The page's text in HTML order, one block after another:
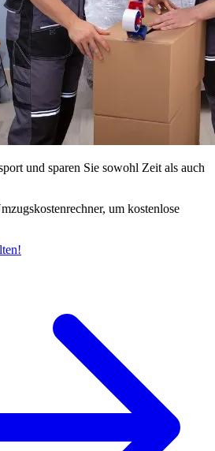
und sparen Sie sowohl Zeit als auch
um kostenlose